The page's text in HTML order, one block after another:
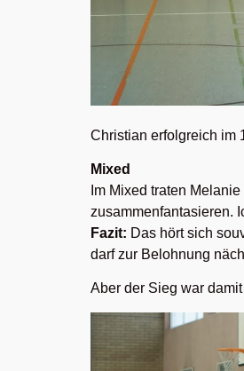
Christian erfolgreich im
Mixed
Im Mixed traten
zusammenfantasieren.
Fazit: Das hört sich
darf zur Belohnung
Aber der Sieg war damit